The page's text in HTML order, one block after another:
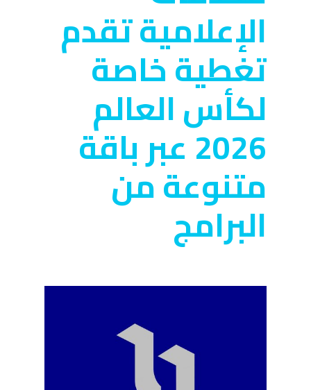
الإعلامية تقدم
تغطية خاصة
لكأس العالم
2026 عبر باقة
متنوعة من
البرامج